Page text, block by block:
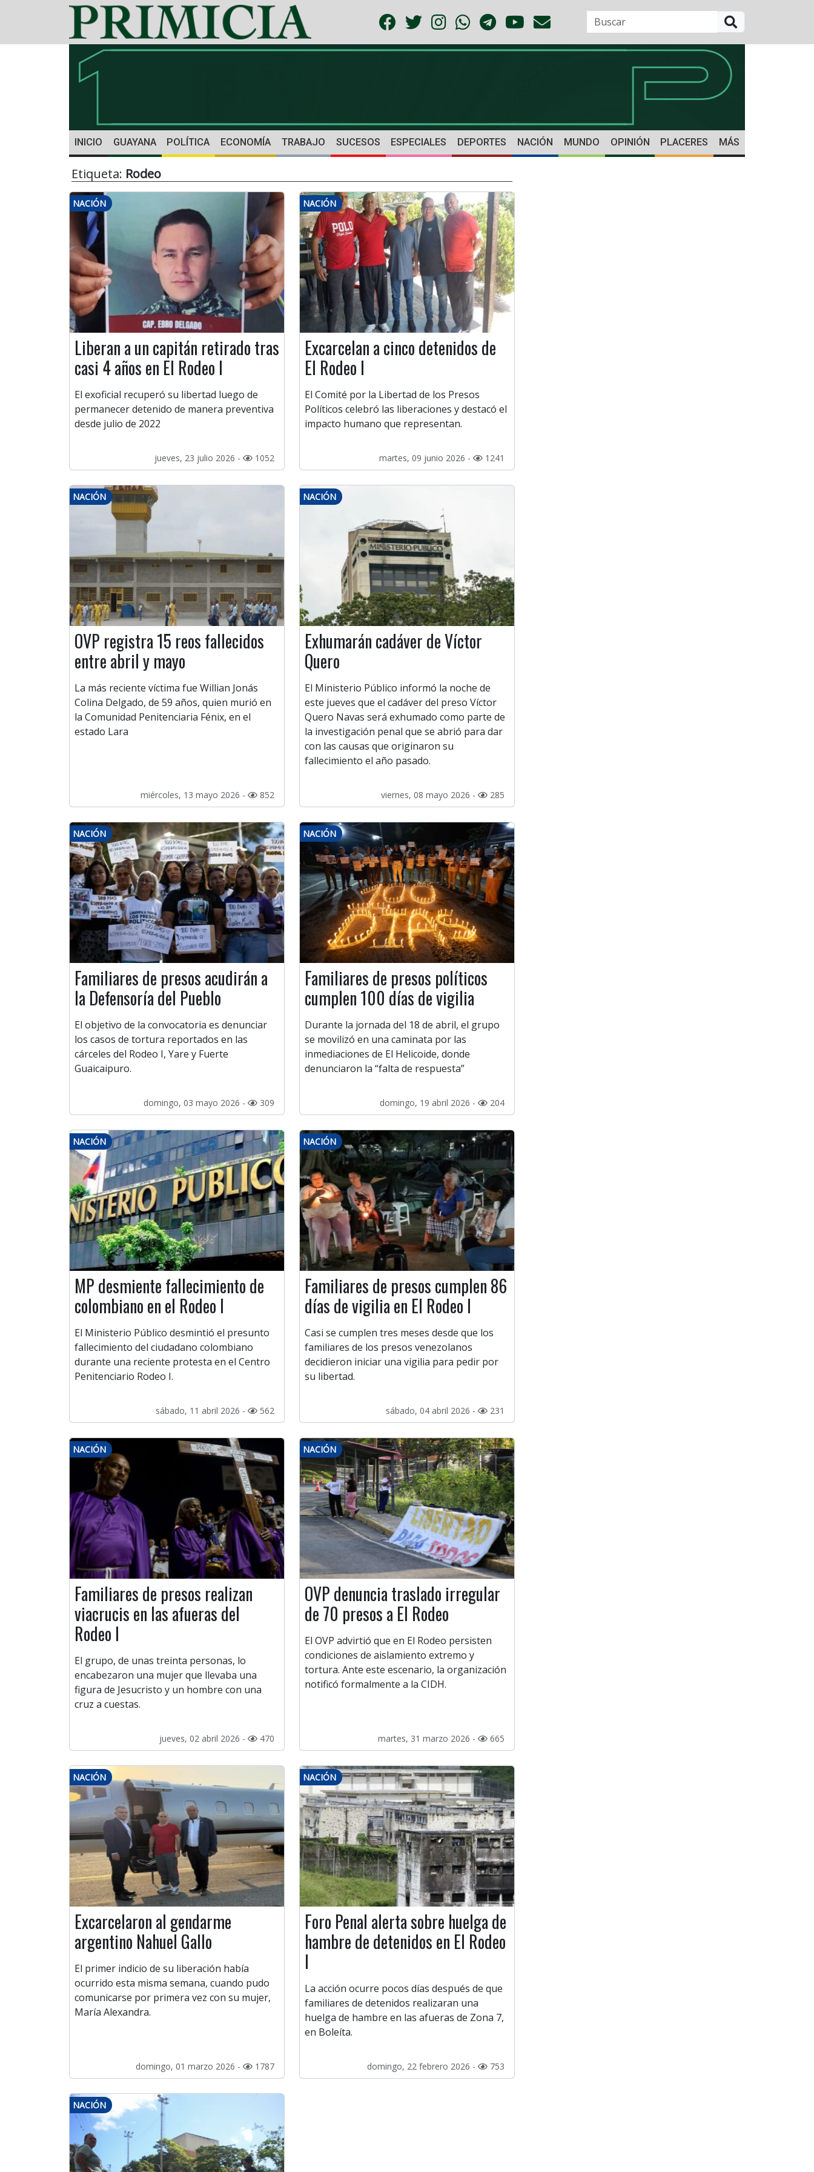
INICIO GUAYANA POLÍTICA ECONOMÍA TRABAJO SUCESOS ESPECIALES DEPORTES NACIÓN MUNDO OPINIÓN PLACERES MÁS
Etiqueta: Rodeo
NACIÓN
Liberan a un capitán retirado tras
casi 4 años en El Rodeo I
El exoficial recuperó su libertad luego de
permanecer detenido de manera preventiva
desde julio de 2022
jueves, 23 julio 2026 - 1052
NACIÓN
Excarcelan a cinco detenidos de
El Rodeo I
El Comité por la Libertad de los Presos
Políticos celebró las liberaciones y destacó el
impacto humano que representan.
martes, 09 junio 2026 - 1241
NACIÓN
OVP registra 15 reos fallecidos
entre abril y mayo
La más reciente víctima fue Willian Jonás
Colina Delgado, de 59 años, quien murió en
la Comunidad Penitenciaria Fénix, en el
estado Lara
miércoles, 13 mayo 2026 - 852
NACIÓN
Exhumarán cadáver de Víctor
Quero
El Ministerio Público informó la noche de
este jueves que el cadáver del preso Víctor
Quero Navas será exhumado como parte de
la investigación penal que se abrió para dar
con las causas que originaron su
fallecimiento el año pasado.
viernes, 08 mayo 2026 - 285
NACIÓN
Familiares de presos acudirán a
la Defensoría del Pueblo
El objetivo de la convocatoria es denunciar
los casos de tortura reportados en las
cárceles del Rodeo I, Yare y Fuerte
Guaicaipuro.
domingo, 03 mayo 2026 - 309
NACIÓN
Familiares de presos políticos
cumplen 100 días de vigilia
Durante la jornada del 18 de abril, el grupo
se movilizó en una caminata por las
inmediaciones de El Helicoide, donde
denunciaron la “falta de respuesta”
domingo, 19 abril 2026 - 204
NACIÓN
MP desmiente fallecimiento de
colombiano en el Rodeo I
El Ministerio Público desmintió el presunto
fallecimiento del ciudadano colombiano
durante una reciente protesta en el Centro
Penitenciario Rodeo I.
sábado, 11 abril 2026 - 562
NACIÓN
Familiares de presos cumplen 86
días de vigilia en El Rodeo I
Casi se cumplen tres meses desde que los
familiares de los presos venezolanos
decidieron iniciar una vigilia para pedir por
su libertad.
sábado, 04 abril 2026 - 231
NACIÓN
Familiares de presos realizan
viacrucis en las afueras del
Rodeo I
El grupo, de unas treinta personas, lo
encabezaron una mujer que llevaba una
figura de Jesucristo y un hombre con una
cruz a cuestas.
jueves, 02 abril 2026 - 470
NACIÓN
OVP denuncia traslado irregular
de 70 presos a El Rodeo
El OVP advirtió que en El Rodeo persisten
condiciones de aislamiento extremo y
tortura. Ante este escenario, la organización
notificó formalmente a la CIDH.
martes, 31 marzo 2026 - 665
NACIÓN
Excarcelaron al gendarme
argentino Nahuel Gallo
El primer indicio de su liberación había
ocurrido esta misma semana, cuando pudo
comunicarse por primera vez con su mujer,
María Alexandra.
domingo, 01 marzo 2026 - 1787
NACIÓN
Foro Penal alerta sobre huelga de
hambre de detenidos en El Rodeo
I
La acción ocurre pocos días después de que
familiares de detenidos realizaran una
huelga de hambre en las afueras de Zona 7,
en Boleíta.
domingo, 22 febrero 2026 - 753
NACIÓN